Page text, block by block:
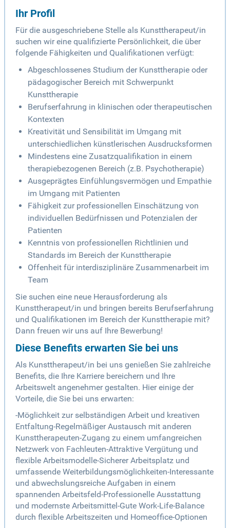
Ihr Profil
Für die ausgeschriebene Stelle als Kunsttherapeut/in
suchen wir eine qualifizierte Persönlichkeit, die über
folgende Fähigkeiten und Qualifikationen verfügt:
Abgeschlossenes Studium der Kunsttherapie oder
pädagogischer Bereich mit Schwerpunkt
Kunsttherapie
Berufserfahrung in klinischen oder therapeutischen
Kontexten
Kreativität und Sensibilität im Umgang mit
unterschiedlichen künstlerischen Ausdrucksformen
Mindestens eine Zusatzqualifikation in einem
therapiebezogenen Bereich (z.B. Psychotherapie)
Ausgeprägtes Einfühlungsvermögen und Empathie
im Umgang mit Patienten
Fähigkeit zur professionellen Einschätzung von
individuellen Bedürfnissen und Potenzialen der
Patienten
Kenntnis von professionellen Richtlinien und
Standards im Bereich der Kunsttherapie
Offenheit für interdisziplinäre Zusammenarbeit im
Team
Sie suchen eine neue Herausforderung als
Kunsttherapeut/in und bringen bereits Berufserfahrung
und Qualifikationen im Bereich der Kunsttherapie mit?
Dann freuen wir uns auf Ihre Bewerbung!
Diese Benefits erwarten Sie bei uns
Als Kunsttherapeut/in bei uns genießen Sie zahlreiche
Benefits, die Ihre Karriere bereichern und Ihre
Arbeitswelt angenehmer gestalten. Hier einige der
Vorteile, die Sie bei uns erwarten:
-Möglichkeit zur selbständigen Arbeit und kreativen
Entfaltung-Regelmäßiger Austausch mit anderen
Kunsttherapeuten-Zugang zu einem umfangreichen
Netzwerk von Fachleuten-Attraktive Vergütung und
flexible Arbeitsmodelle-Sicherer Arbeitsplatz und
umfassende Weiterbildungsmöglichkeiten-Interessante
und abwechslungsreiche Aufgaben in einem
spannenden Arbeitsfeld-Professionelle Ausstattung
und modernste Arbeitsmittel-Gute Work-Life-Balance
durch flexible Arbeitszeiten und Homeoffice-Optionen